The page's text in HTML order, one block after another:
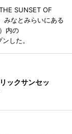
SUNSET OF
みなとみらいにある
内の
した。
ックサンセッ